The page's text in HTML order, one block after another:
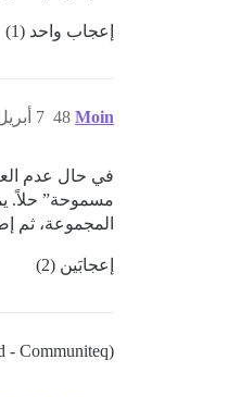
إعجاب واحد (1)
Moin 7 أبريل 2026، 2:26م 48
في حال عدم
مسموحة” حلاً.
المجموعة، ثم
إعجابَين (2)
- Communiteq)